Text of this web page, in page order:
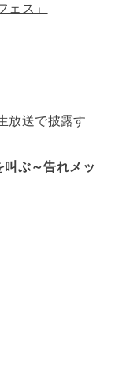
ス」
放送で披露す
ぶ～告れメッ